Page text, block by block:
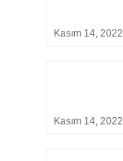
Kasım 14, 2022
Kasım 14, 2022